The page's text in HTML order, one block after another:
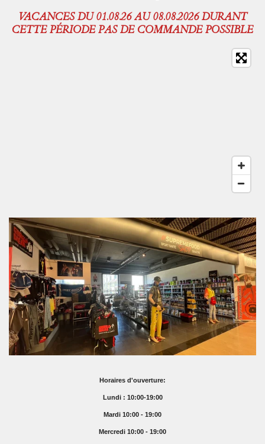
VACANCES DU 01.08.26 AU 08.08.2026 DURANT
CETTE PÉRIODE PAS DE COMMANDE POSSIBLE
Horaires d'ouverture:
Lundi : 10:00-19:00
Mardi 10:00 - 19:00
Mercredi 10:00 - 19:00